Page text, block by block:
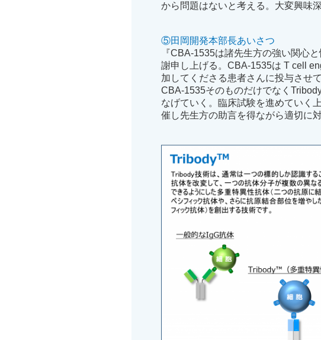
から問題はないと考える。大変興味
⑤田岡開発本部長あいさつ
『CBA-1535は諸先生方の強い関心
謝申し上げる。CBA-1535は T cell
加してくださる患者さんに投与させ
CBA-1535そのものだけでなく
なげていく。臨床試験を進めていく
催し先生方の助言を得ながら適切に